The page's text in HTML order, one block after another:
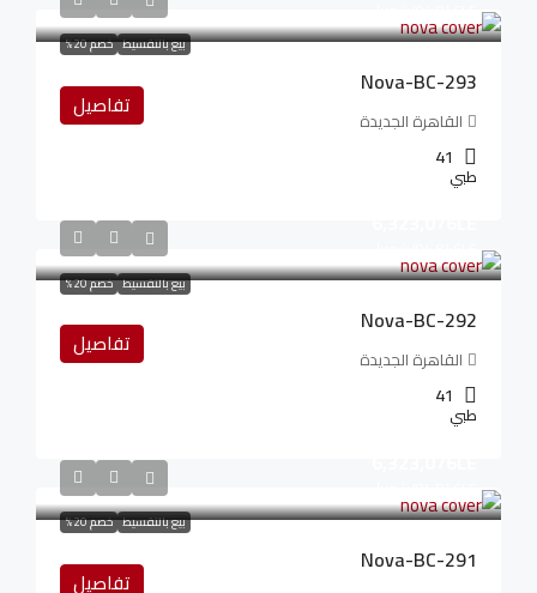
بيع بالتقسيط خصم 20%
Nova-BC-293
القاهرة الجديدة
41
طبي
تفاصيل
بيع بالتقسيط خصم 20%
Nova-BC-292
القاهرة الجديدة
41
طبي
تفاصيل
بيع بالتقسيط خصم 20%
Nova-BC-291
تفاصيل